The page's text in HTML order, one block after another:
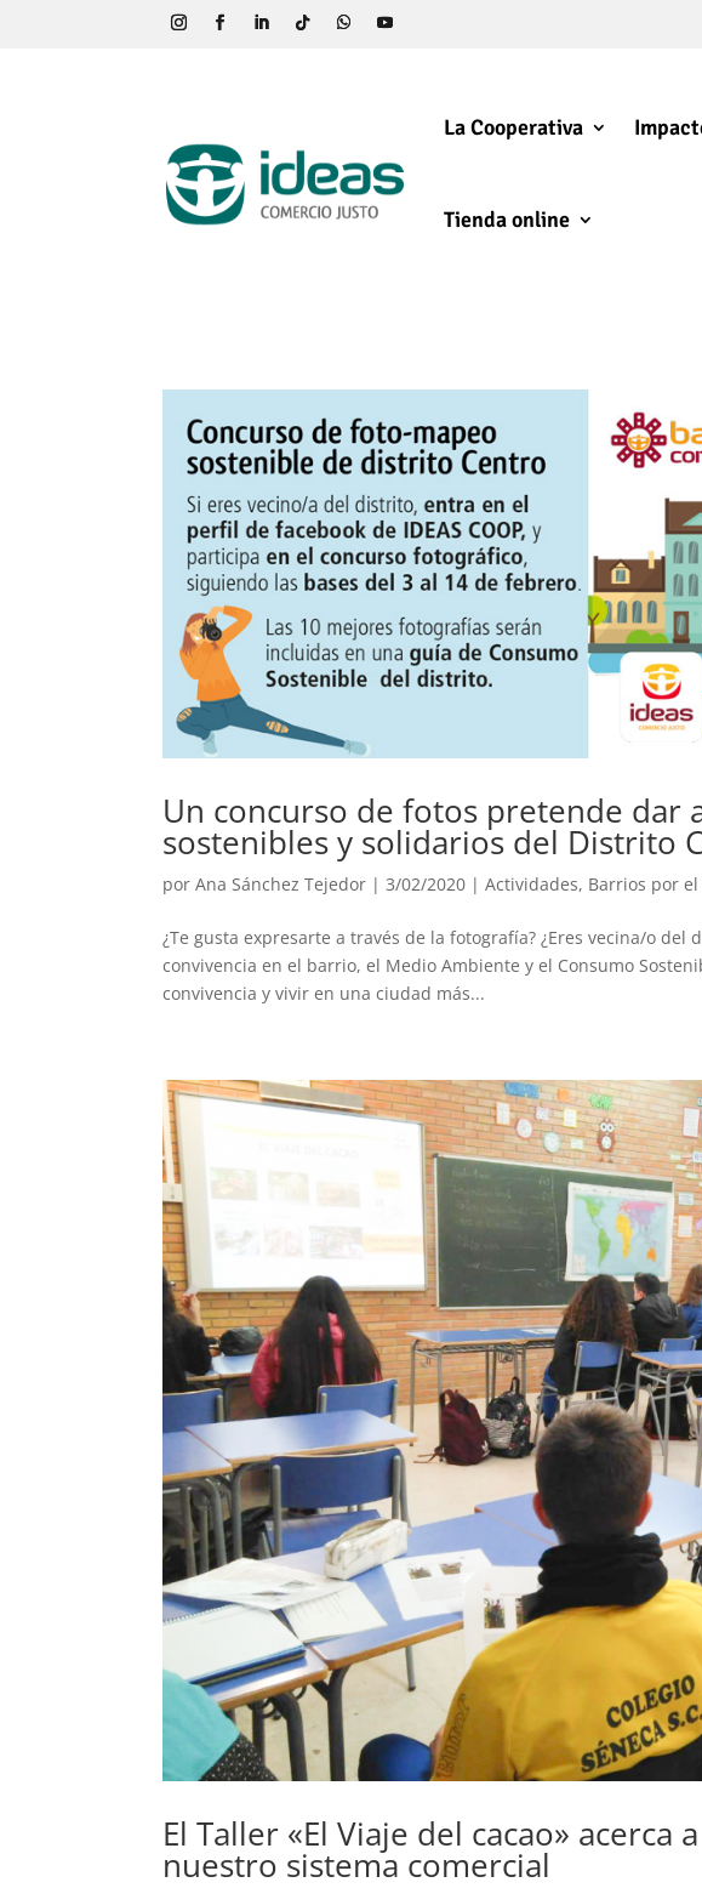
La Cooperativa
Tienda online
Un concurso de fotos pretende dar
sostenibles y solidarios del Distrito
porAna Sánchez Tejedor |3/02/2020 |Actividades, Barrios por el
¿Te gusta expresarte a través de la fotografía? ¿Eres vecina/o
convivencia en el barrio, el Medio Ambiente y el Consumo
convivencia y vivir en una ciudad más...
El Taller «El Viaje del cacao»
nuestro sistema comercial